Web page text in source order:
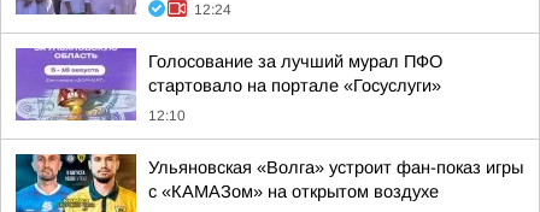
12:24
Голосование за лучший мурал ПФО
стартовало на портале «Госуслуги»
12:10
Ульяновская «Волга» устроит фан-показ игры
с «КАМАЗом» на открытом воздухе